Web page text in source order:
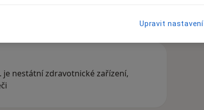
Hledejte jinou specializaci
je nestátní zdravotnické zařízení,
Upravit nastavení